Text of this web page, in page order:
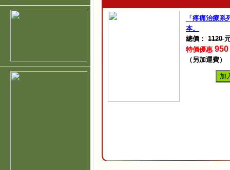
「疼痛治療系
本。
總價： 1120
特價優惠 950
（另加運費）
加